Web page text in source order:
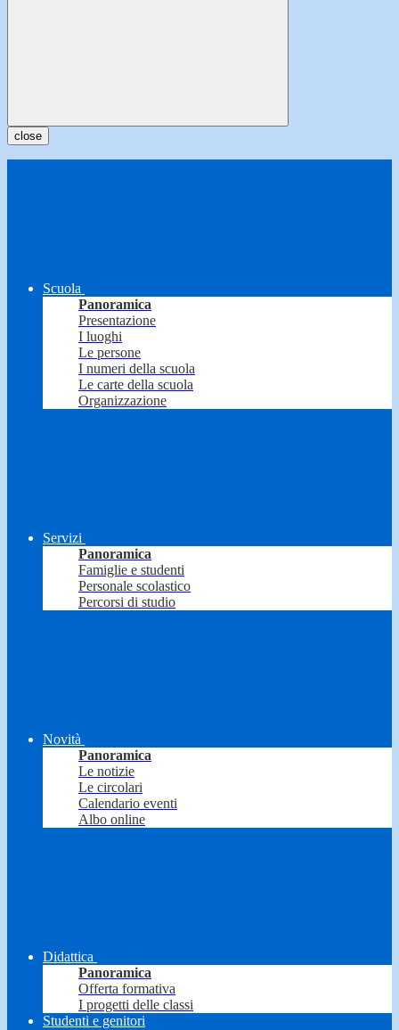
close
Scuola
Panoramica
Presentazione
I luoghi
Le persone
I numeri della scuola
Le carte della scuola
Organizzazione
Servizi
Panoramica
Famiglie e studenti
Personale scolastico
Percorsi di studio
Novità
Panoramica
Le notizie
Le circolari
Calendario eventi
Albo online
Didattica
Panoramica
Offerta formativa
I progetti delle classi
Studenti e genitori